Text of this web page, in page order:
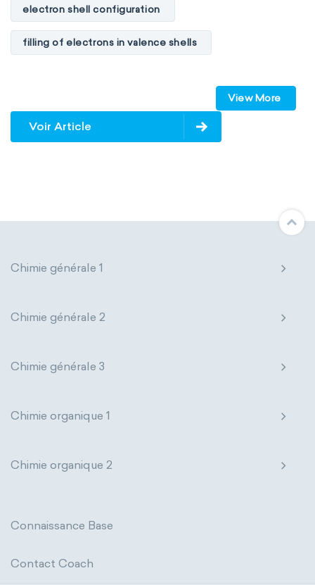
electron shell configuration
filling of electrons in valence shells
transactinides element blocks s-block
p-block d-block f-block
The Long Periodic Table
View More
Voir Article
Chimie générale 1
Chimie générale 2
Chimie générale 3
Chimie organique 1
Chimie organique 2
Connaissance Base
Contact Coach